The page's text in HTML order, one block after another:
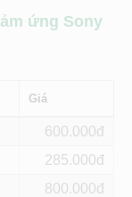
ứng Sony
Giá
600
285
800